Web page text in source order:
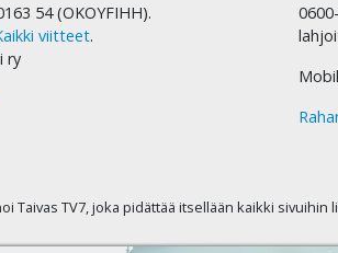
54 (OKOYFIHH).
viitteet.
ry
Taivas TV7, joka pidättää itsellään kaikki